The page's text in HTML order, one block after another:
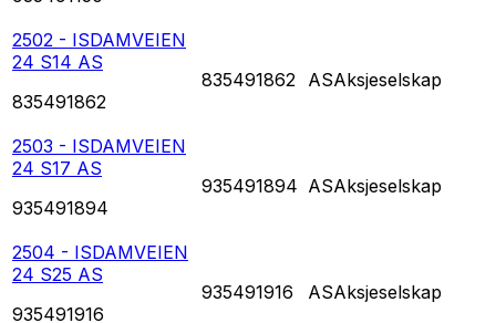
2502 - ISDAMVEIEN
24 S14 AS
835491862
835491862 ASAksjeselskap
2503 - ISDAMVEIEN
24 S17 AS
935491894
935491894 ASAksjeselskap
2504 - ISDAMVEIEN
24 S25 AS
935491916
935491916 ASAksjeselskap